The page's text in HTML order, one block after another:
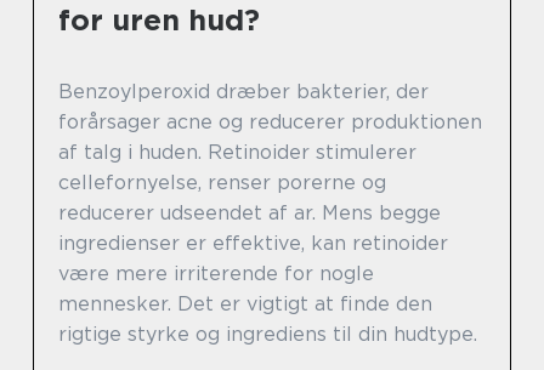
for uren hud?
Benzoylperoxid dræber bakterier, der
forårsager acne og reducerer produktionen
af talg i huden. Retinoider stimulerer
cellefornyelse, renser porerne og
reducerer udseendet af ar. Mens begge
ingredienser er effektive, kan retinoider
være mere irriterende for nogle
mennesker. Det er vigtigt at finde den
rigtige styrke og ingrediens til din hudtype.